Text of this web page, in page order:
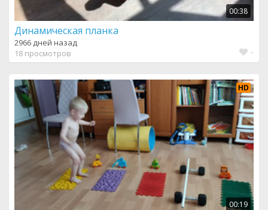
00:38
Динамическая планка
2966 дней назад
18 просмотров
-
HD
00:19